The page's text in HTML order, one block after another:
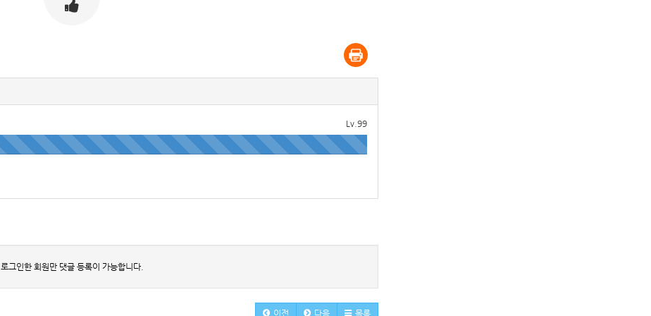
Lv.99
로그인한 회원만 댓글 등록이 가능합니다.
이전 다음 목록